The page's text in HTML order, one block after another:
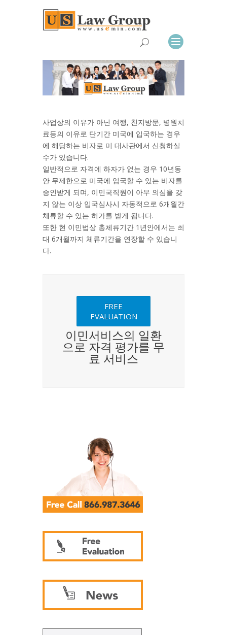
사업상의 이유가 아닌 여행, 친지방문, 병원치
료등의 이유로 단기간 미국에 입국하는 경우
에 해당하는 비자로 미 대사관에서 신청하실
수가 있습니다.
일반적으로 자격에 하자가 없는 경우 10년동
안 무제한으로 미국에 입국할 수 있는 비자를
승인받게 되며, 이민국직원이 아무 의심을 갖
지 않는 이상 입국심사시 자동적으로 6개월간
체류할 수 있는 허가를 받게 됩니다.
또한 현 이민법상 총체류기간 1년안에서는 최
대 6개월까지 체류기간을 연장할 수 있습니
다.
FREE
EVALUATION
이민서비스의 일환
으로 자격 평가를 무
료 서비스